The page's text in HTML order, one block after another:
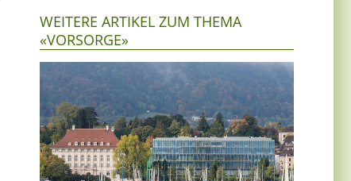
WEITERE ARTIKEL ZUM THEMA
«VORSORGE»